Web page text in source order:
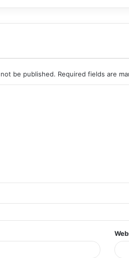
be published. Required fields are